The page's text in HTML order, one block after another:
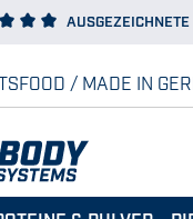
springen
/ MADE IN